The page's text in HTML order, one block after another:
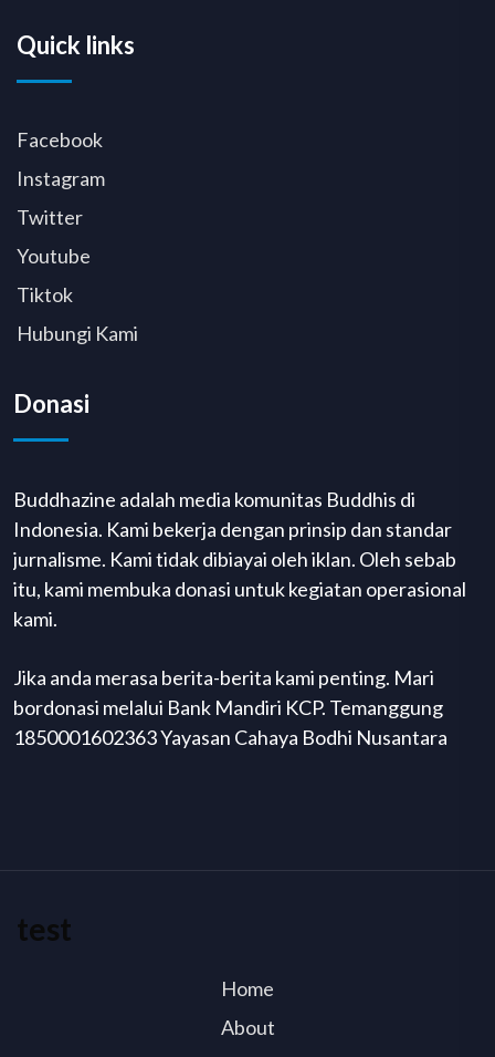
Quick links
Facebook
Instagram
Twitter
Youtube
Tiktok
Hubungi Kami
Donasi
Buddhazine adalah media komunitas Buddhis di
Indonesia. Kami bekerja dengan prinsip dan standar
jurnalisme. Kami tidak dibiayai oleh iklan. Oleh sebab
itu, kami membuka donasi untuk kegiatan operasional
kami.
Jika anda merasa berita-berita kami penting. Mari
bordonasi melalui Bank Mandiri KCP. Temanggung
1850001602363 Yayasan Cahaya Bodhi Nusantara
test
Home
About